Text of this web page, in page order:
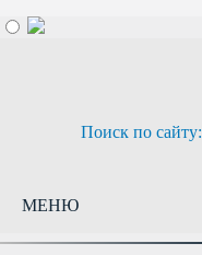
Поиск по сайту:
МЕНЮ